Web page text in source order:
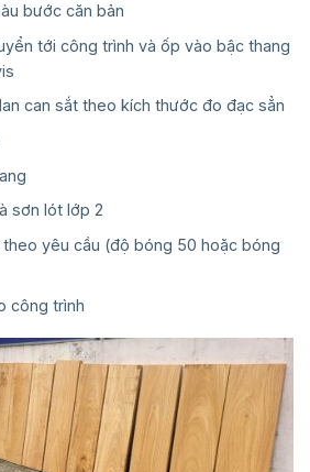
bước căn bản
tới công trình và ốp vào bậc thang
can sắt theo kích thước đo đạc sẳn
sơn lót lớp 2
yêu cầu (độ bóng 50 hoặc bóng
công trình